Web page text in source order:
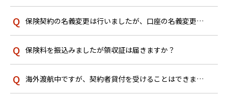
保険契約の名義変更は行いましたが、口座の名義変更は終わっていません。保険料振替口座として今後も利用することはできますか？
保険料を振込みましたが領収証は届きますか？
海外渡航中ですが、契約者貸付を受けることはできますか？